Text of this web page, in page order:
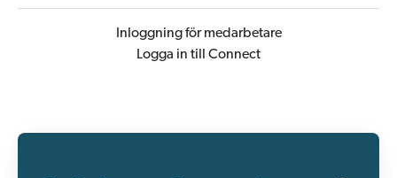
Inloggning för medarbetare
Logga in till Connect